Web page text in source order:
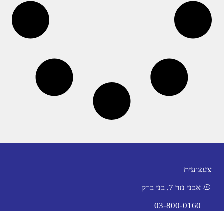
צעצועית
אבני נזר 7, בני ברק
03-800-0160